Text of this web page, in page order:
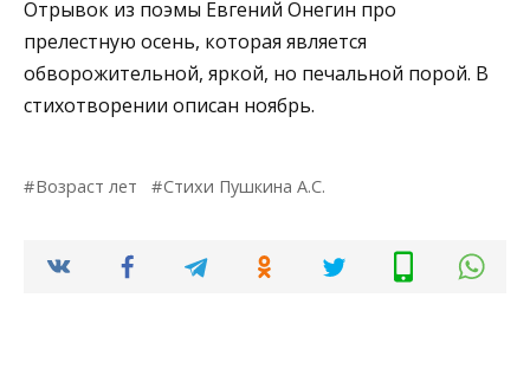
Отрывок из поэмы Евгений Онегин про
прелестную осень, которая является
обворожительной, яркой, но печальной порой. В
стихотворении описан ноябрь.
Возраст лет Стихи Пушкина А.С.